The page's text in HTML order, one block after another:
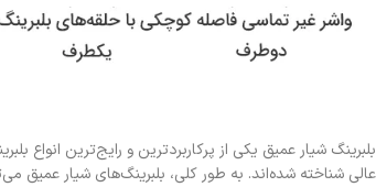
بلبرینگ شیار عمیق یکی از پرکاربردترین و رایج‌ترین انواع
عالی شناخته شده‌اند. به طور کلی، بلبرینگ‌های شیار عمیق